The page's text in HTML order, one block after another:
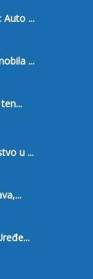
Auto ...
...
u ...